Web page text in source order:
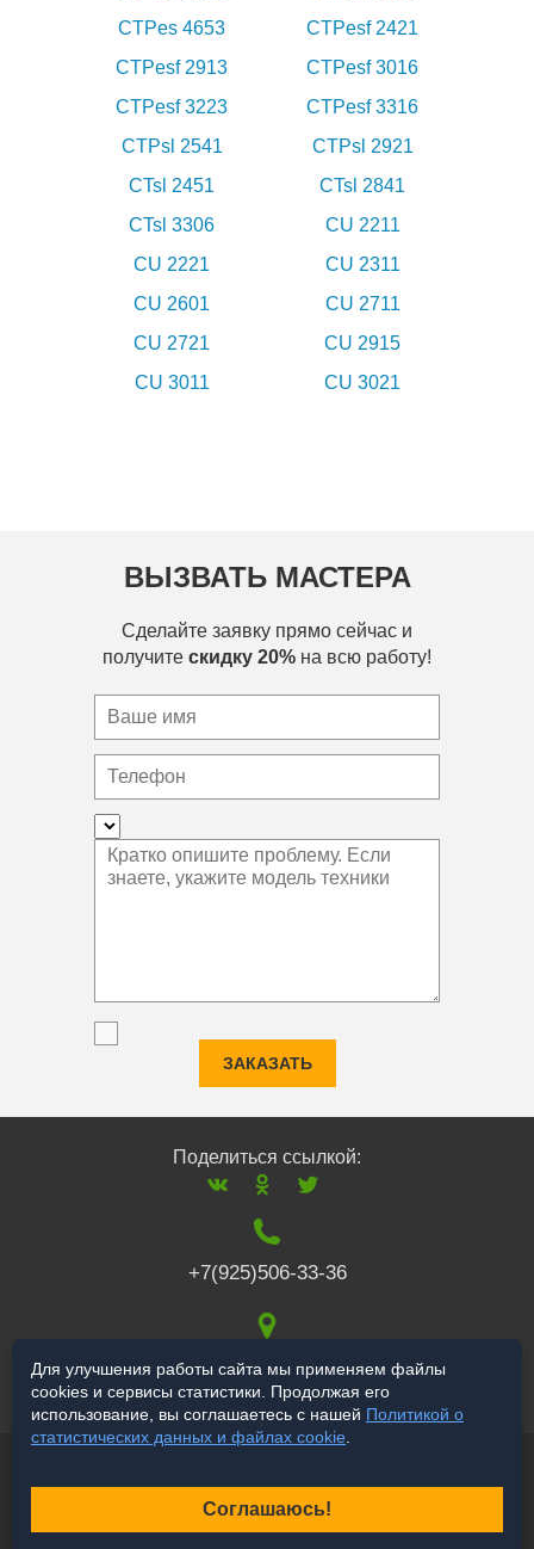
CTPes 4653
CTPesf 2421
CTPesf 2913
CTPesf 3016
CTPesf 3223
CTPesf 3316
CTPsl 2541
CTPsl 2921
CTsl 2451
CTsl 2841
CTsl 3306
CU 2211
CU 2221
CU 2311
CU 2601
CU 2711
CU 2721
CU 2915
CU 3011
CU 3021
ВЫЗВАТЬ МАСТЕРА
Сделайте заявку прямо сейчас и
получите скидку 20% на всю работу!
ЗАКАЗАТЬ
Поделиться ссылкой:
+7(925)506-33-36
117519,г. Москва,
Варшавское ш., 132
Продвижение сайта
Для улучшения работы сайта мы применяем файлы
cookies и сервисы статистики. Продолжая его
использование, вы соглашаетесь с нашей Политикой о
статистических данных и файлах cookie
Соглашаюсь!